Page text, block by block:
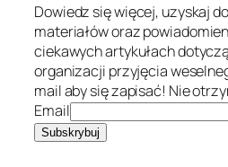
Dowiedz się więcej, uzyskaj
materiałów oraz
ciekawych artykułach
organizacji przyjęcia
mail aby się zapisać! Nie
Email